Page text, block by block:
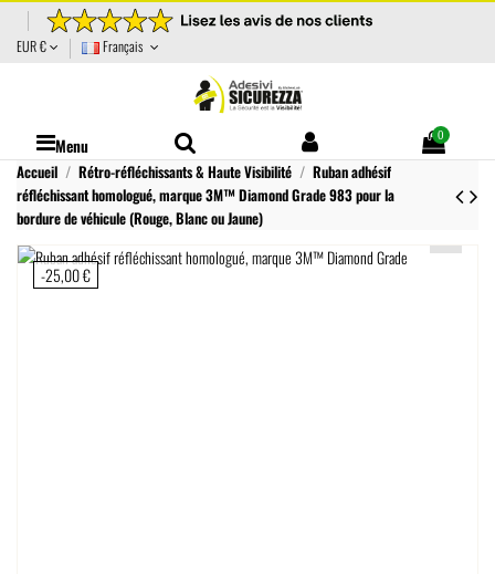
EUR € Français
Menu 0
Accueil Rétro-réfléchissants & Haute Visibilité
Ruban adhésif
réfléchissant homologué, marque 3M™ Diamond Grade 983 pour la
bordure de véhicule (Rouge, Blanc ou Jaune)
-25,00 €